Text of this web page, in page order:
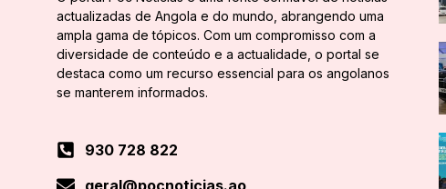
actualizadas de Angola e do mundo, abrangendo uma
ampla gama de tópicos. Com um compromisso com a
diversidade de conteúdo e a actualidade, o portal se
destaca como um recurso essencial para os angolanos
se manterem informados.
930 728 822